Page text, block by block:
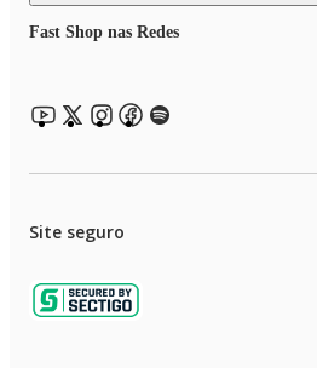
Fast Shop nas Redes
Site seguro